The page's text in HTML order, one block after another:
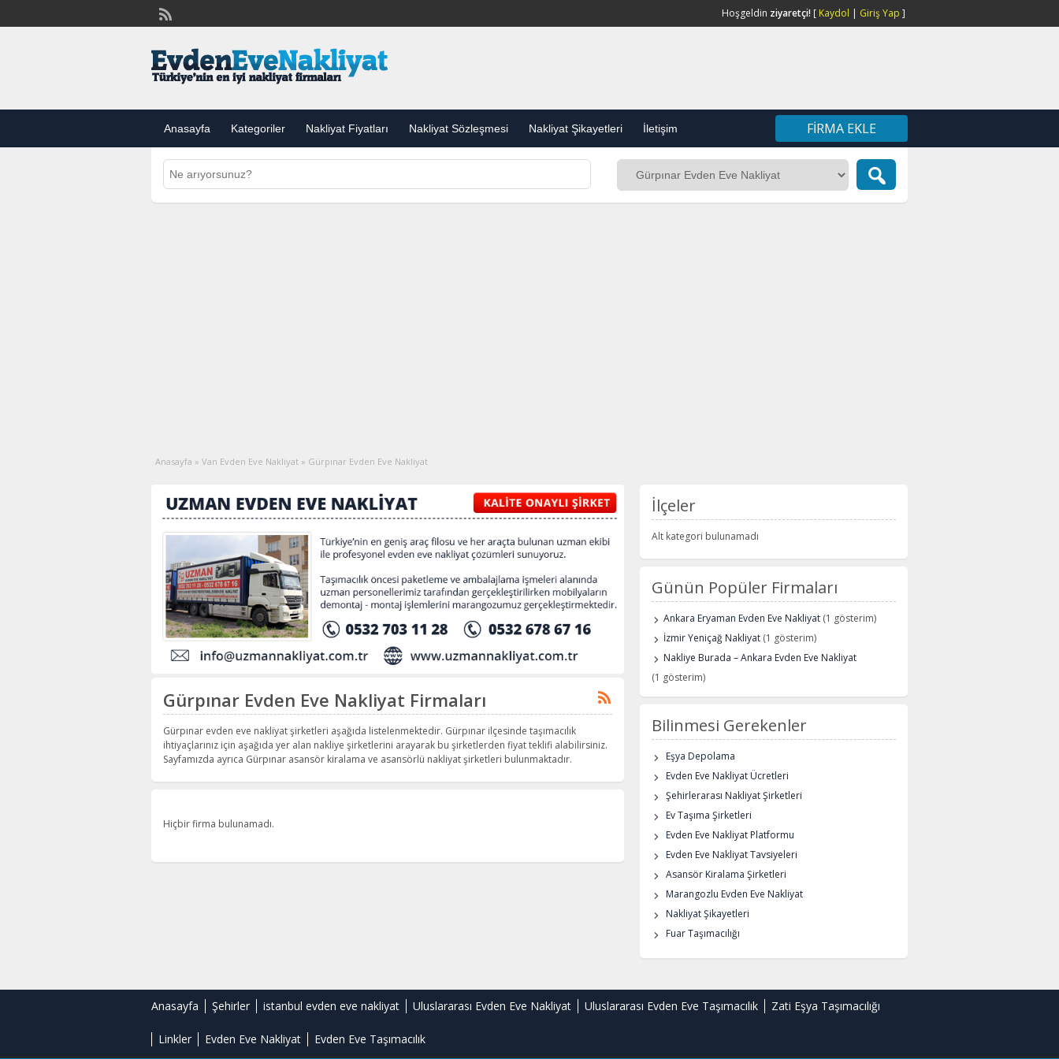
Hoşgeldin ziyaretçi! [ Kaydol | Giriş Yap ]
Anasayfa Kategoriler Nakliyat Fiyatları Nakliyat Sözleşmesi Nakliyat Şikayetleri İletişim FIRMA EKLE
Anasayfa » Van Evden Eve Nakliyat » Gürpınar Evden Eve Nakliyat
Gürpınar Evden Eve Nakliyat Firmaları
Gürpınar evden eve nakliyat şirketleri aşağıda listelenmektedir. Gürpınar ilçesinde taşımacılık
ihtiyaçlarınız için aşağıda yer alan nakliye şirketlerini arayarak bu şirketlerden fiyat teklifi alabilirsiniz.
Sayfamızda ayrıca Gürpınar asansör kiralama ve asansörlü nakliyat şirketleri bulunmaktadır.
Hiçbir firma bulunamadı.
İlçeler
Alt kategori bulunamadı
Günün Popüler Firmaları
Ankara Eryaman Evden Eve Nakliyat (1 gösterim)
İzmir Yeniçağ Nakliyat (1 gösterim)
Nakliye Burada – Ankara Evden Eve Nakliyat
(1 gösterim)
Bilinmesi Gerekenler
Eşya Depolama
Evden Eve Nakliyat Ücretleri
Şehirlerarası Nakliyat Şirketleri
Ev Taşıma Şirketleri
Evden Eve Nakliyat Platformu
Evden Eve Nakliyat Tavsiyeleri
Asansör Kiralama Şirketleri
Marangozlu Evden Eve Nakliyat
Nakliyat Şikayetleri
Fuar Taşımacılığı
Anasayfa Şehirler istanbul evden eve nakliyat Uluslararası Evden Eve Nakliyat Uluslararası Evden Eve Taşımacılık Zati Eşya Taşımacılığı
Linkler Evden Eve Nakliyat Evden Eve Taşımacılık